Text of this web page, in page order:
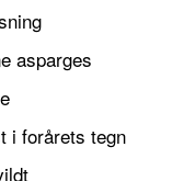
asparges
i forårets tegn